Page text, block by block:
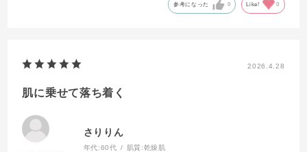
参考になった 0 Like! 0
2026.4.28
肌に乗せて落ち着く
さりりん
年代:60代 肌質:乾燥肌